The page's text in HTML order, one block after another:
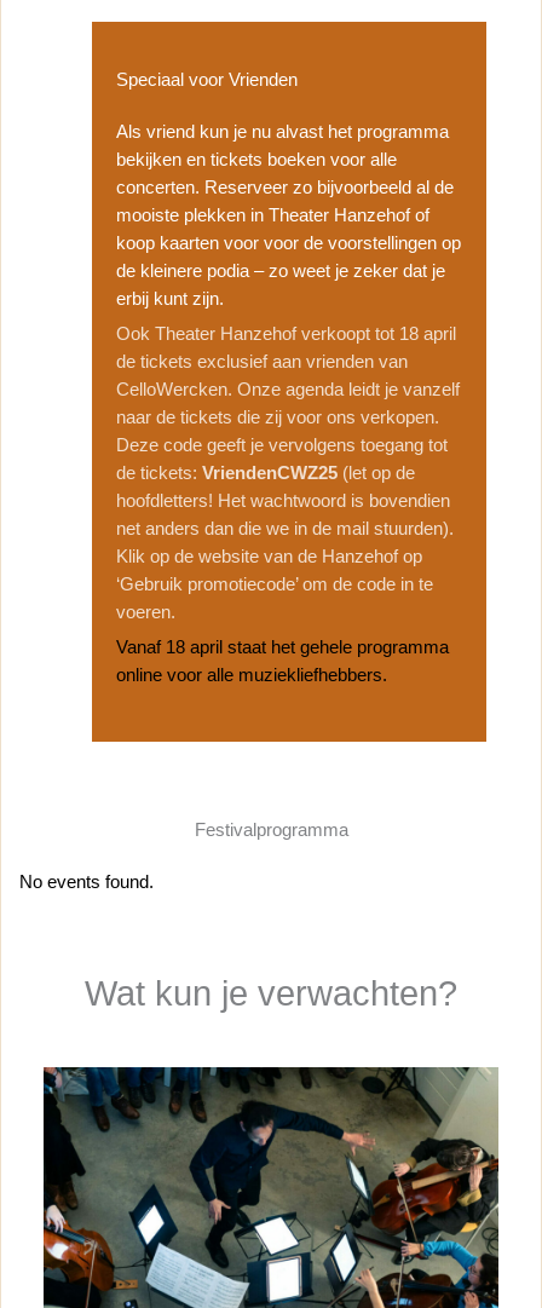
Speciaal voor Vrienden
Als vriend kun je nu alvast het programma
bekijken en tickets boeken voor alle
concerten. Reserveer zo bijvoorbeeld al de
mooiste plekken in Theater Hanzehof of
koop kaarten voor voor de voorstellingen op
de kleinere podia – zo weet je zeker dat je
erbij kunt zijn.
Ook Theater Hanzehof verkoopt tot 18 april
de tickets exclusief aan vrienden van
CelloWercken. Onze agenda leidt je vanzelf
naar de tickets die zij voor ons verkopen.
Deze code geeft je vervolgens toegang tot
de tickets: VriendenCWZ25 (let op de
hoofdletters! Het wachtwoord is bovendien
net anders dan die we in de mail stuurden).
Klik op de website van de Hanzehof op
‘Gebruik promotiecode’ om de code in te
voeren.
Vanaf 18 april staat het gehele programma
online voor alle muziekliefhebbers.
Festivalprogramma
No events found.
Wat kun je verwachten?